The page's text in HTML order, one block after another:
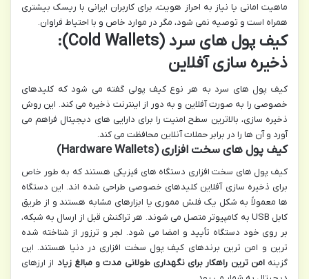
ماهیت امانی یا نیاز به احراز هویت، برای کاربران ایرانی با ریسک بیشتری
همراه است و توصیه نمی شود، مگر در موارد خاص و با احتیاط فراوان.
کیف پول های سرد (Cold Wallets):
ذخیره سازی آفلاین
کیف پول های سرد به هر نوع کیف پولی گفته می شود که کلیدهای
خصوصی را به صورت آفلاین و به دور از اینترنت ذخیره می کند. این روش
ذخیره سازی، بالاترین سطح امنیت را برای دارایی های دیجیتال فراهم می
آورد و آن ها را در برابر حملات آنلاین محافظت می کند.
کیف پول های سخت افزاری (Hardware Wallets)
کیف پول های سخت افزاری دستگاه های فیزیکی هستند که به طور خاص
برای ذخیره سازی آفلاین کلیدهای خصوصی طراحی شده اند. این دستگاه
ها معمولاً به شکل یک فلش مموری یا ابزارهای مشابه هستند و از طریق
کابل USB به کامپیوتر متصل می شوند. هر تراکنش قبل از ارسال به شبکه،
بر روی خود دستگاه تأیید و امضا می شود. لجر و ترزور از شناخته شده
ترین و امن ترین برندهای کیف پول سخت افزاری در دنیا هستند. این
گزینهامن ترین راهکار برای نگهداری طولانی مدت و مبالغ زیاد از ارزهای